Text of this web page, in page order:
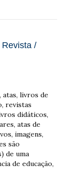
/
atas, livros de
revistas
didáticos,
atas de
imagens,
são
de uma
de educação,